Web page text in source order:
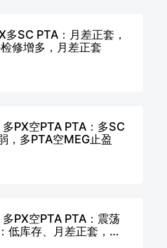
SC PTA：月差正套，
修增多，月差正套
PX空PTA PTA：多SC
，多PTA空MEG止盈
PX空PTA PTA：震荡
低库存、月差正套，单